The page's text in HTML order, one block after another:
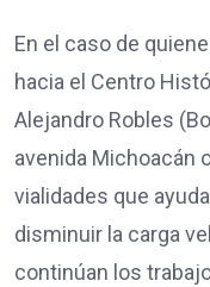
En el caso de
hacia el Centro
Alejandro Robles
avenida Michoacán
vialidades que
disminuir la carga
continúan los